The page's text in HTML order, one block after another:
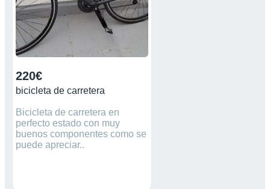
220€
bicicleta de carretera
Bicicleta de carretera en
perfecto estado con muy
buenos componentes como se
puede apreciar..